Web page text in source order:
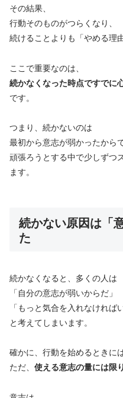
その結果、
行動そのものがつらくなり、
続けることよりも「やめる理
ここで重要なのは、
続かなくなった時点ですでに
です。
つまり、続かないのは
最初から意志が弱かったから
頑張ろうとする中で少しずつ
ます。
続かない原因は「
た
続かなくなると、多くの人は
「自分の意志が弱いからだ」
「もっと気合を入れなければ
と考えてしまいます。
確かに、行動を始めるときに
ただ、 使える意志の量には限